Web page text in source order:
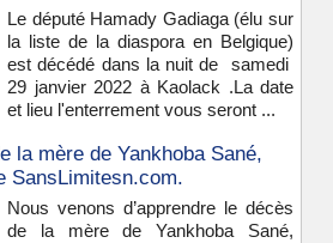
Le député Hamady Gadiaga (élu sur
la liste de la diaspora en Belgique)
est décédé dans la nuit de samedi
29 janvier 2022 à Kaolack .La date
et lieu l'enterrement vous seront ...
la mère de Yankhoba Sané,
SansLimitesn.com.
Nous venons d’apprendre le décès
de la mère de Yankhoba Sané,